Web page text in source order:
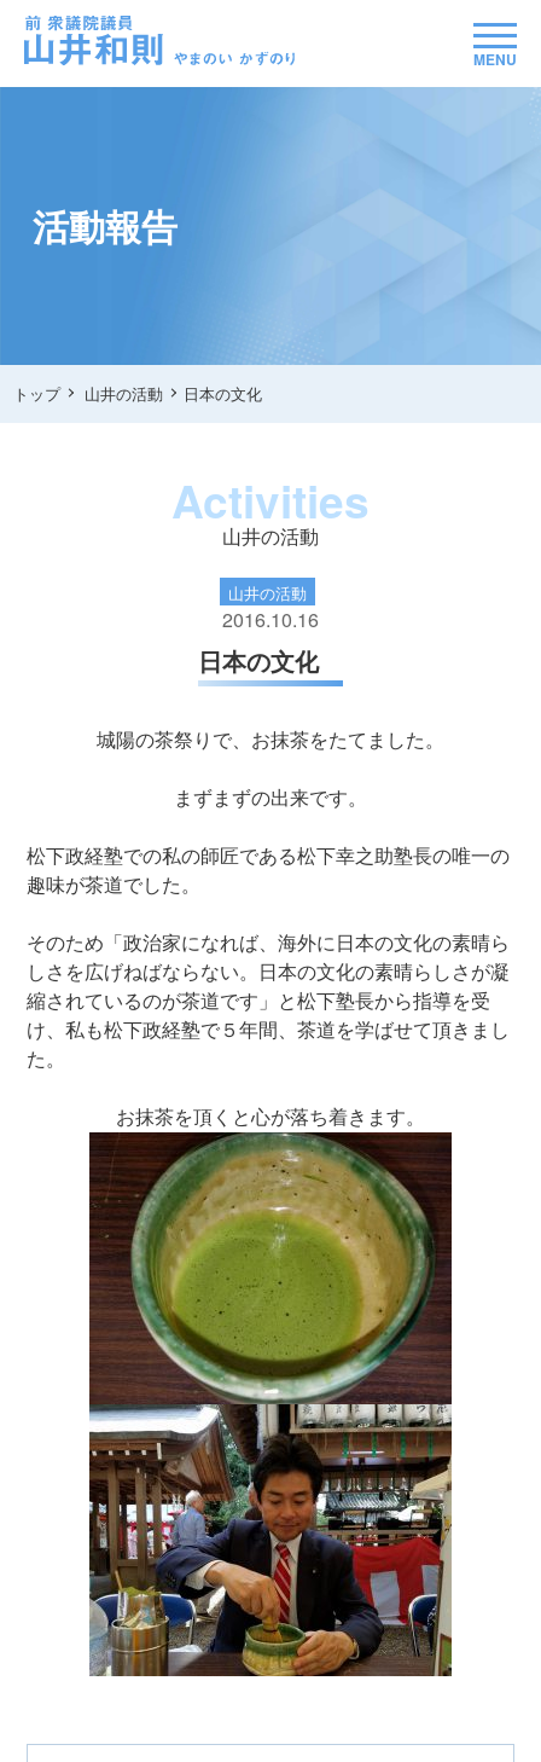
MENU
活動報告
トップ 山井の活動 日本の文化
Activities
山井の活動
山井の活動
2016.10.16
日本の文化
城陽の茶祭りで、お抹茶をたてました。
まずまずの出来です。
松下政経塾での私の師匠である松下幸之助塾長の唯一の
趣味が茶道でした。
そのため「政治家になれば、海外に日本の文化の素晴ら
しさを広げねばならない。日本の文化の素晴らしさが凝
縮されているのが茶道です」と松下塾長から指導を受
け、私も松下政経塾で５年間、茶道を学ばせて頂きまし
た。
お抹茶を頂くと心が落ち着きます。